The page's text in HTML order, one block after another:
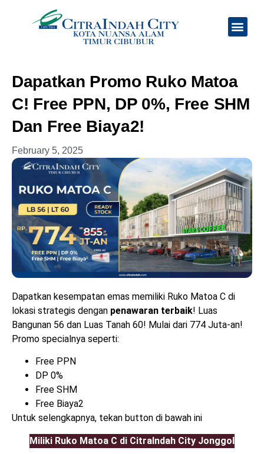
Dapatkan Promo Ruko Matoa
C! Free PPN, DP 0%, Free SHM
Dan Free Biaya2!
February 5, 2025
Dapatkan kesempatan emas memiliki Ruko Matoa C di
lokasi strategis dengan penawaran terbaik! Luas
Bangunan 56 dan Luas Tanah 60! Mulai dari 774 Juta-an!
Promo specialnya seperti:
Free PPN
DP 0%
Free SHM
Free Biaya2
Untuk selengkapnya, tekan button di bawah ini
Miliki Ruko Matoa C di CitraIndah City Jonggol